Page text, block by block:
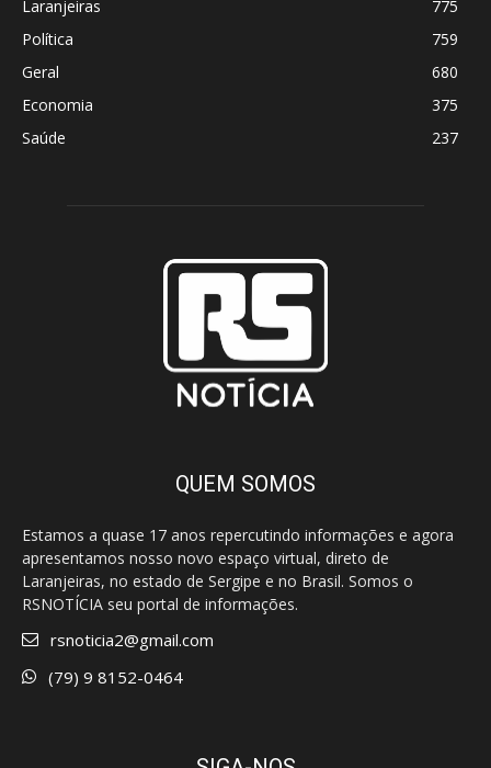
Laranjeiras
775
Política
759
Geral
680
Economia
375
Saúde
237
QUEM SOMOS
Estamos a quase 17 anos repercutindo informações e agora
apresentamos nosso novo espaço virtual, direto de
Laranjeiras, no estado de Sergipe e no Brasil. Somos o
RSNOTÍCIA seu portal de informações.
rsnoticia2@gmail.com
(79) 9 8152-0464